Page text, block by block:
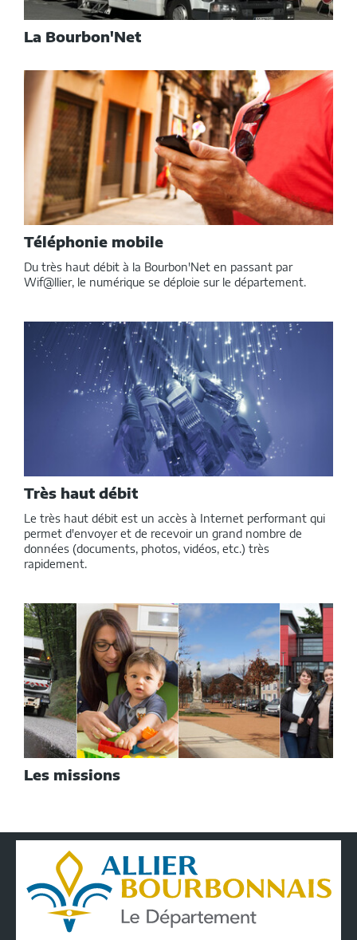
La Bourbon'Net
Téléphonie mobile
Du très haut débit à la Bourbon'Net en passant par
Wif@llier, le numérique se déploie sur le département.
Très haut débit
Le très haut débit est un accès à Internet performant qui
permet d'envoyer et de recevoir un grand nombre de
données (documents, photos, vidéos, etc.) très
rapidement.
Les missions
Conseil
Départemental
de
l'Allier